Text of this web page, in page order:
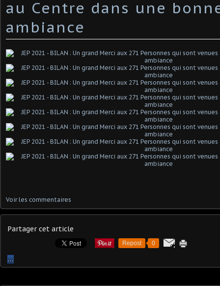
au Centre dans une
ambiance
Voir les commentaires
Partager cet article
Repost 0
…